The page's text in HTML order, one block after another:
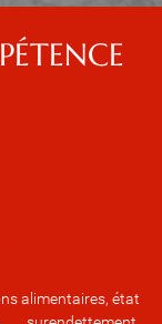
alimentaires, état